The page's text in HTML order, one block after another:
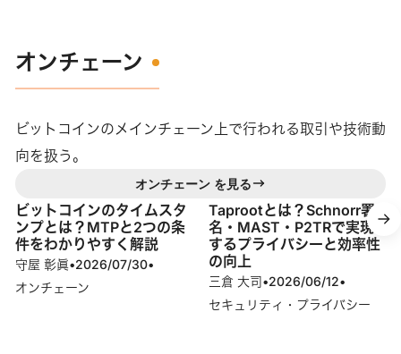
オンチェーン
ビットコインのメインチェーン上で行われる取引や技術動
向を扱う。
オンチェーン を見る
ビットコインのタイムスタ
ンプとは？MTPと2つの条
件をわかりやすく解説
守屋 彰眞•2026/07/30•
オンチェーン
Taprootとは？Schnorr署
名・MAST・P2TRで実現
するプライバシーと効率性
の向上
三倉 大司•2026/06/12•
セキュリティ・プライバシー